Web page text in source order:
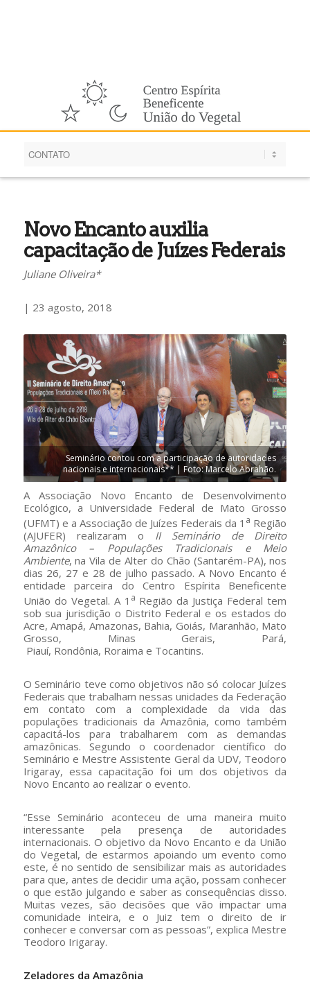
Novo Encanto auxilia
capacitação de Juízes Federais
Juliane Oliveira*
| 23 agosto, 2018
Seminário contou com a participação de autoridades
nacionais e internacionais** | Foto: Marcelo Abrahão.
A Associação Novo Encanto de Desenvolvimento
Ecológico, a Universidade Federal de Mato Grosso
(UFMT) e a Associação de Juízes Federais da 1 a Região
(AJUFER) realizaram o II Seminário de Direito
Amazônico – Populações Tradicionais e Meio
Ambiente, na Vila de Alter do Chão (Santarém-PA), nos
dias 26, 27 e 28 de julho passado. A Novo Encanto é
entidade parceira do Centro Espírita Beneficente
União do Vegetal. A 1 a Região da Justiça Federal tem
sob sua jurisdição o Distrito Federal e os estados do
Acre, Amapá, Amazonas, Bahia, Goiás, Maranhão, Mato
Grosso, Minas Gerais, Pará,
Piauí, Rondônia, Roraima e Tocantins.
O Seminário teve como objetivos não só colocar Juízes
Federais que trabalham nessas unidades da Federação
em contato com a complexidade da vida das
populações tradicionais da Amazônia, como também
capacitá-los para trabalharem com as demandas
amazônicas. Segundo o coordenador científico do
Seminário e Mestre Assistente Geral da UDV, Teodoro
Irigaray, essa capacitação foi um dos objetivos da
Novo Encanto ao realizar o evento.
“Esse Seminário aconteceu de uma maneira muito
interessante pela presença de autoridades
internacionais. O objetivo da Novo Encanto e da União
do Vegetal, de estarmos apoiando um evento como
este, é no sentido de sensibilizar mais as autoridades
para que, antes de decidir uma ação, possam conhecer
o que estão julgando e saber as consequências disso.
Muitas vezes, são decisões que vão impactar uma
comunidade inteira, e o Juiz tem o direito de ir
conhecer e conversar com as pessoas”, explica Mestre
Teodoro Irigaray.
Zeladores da Amazônia